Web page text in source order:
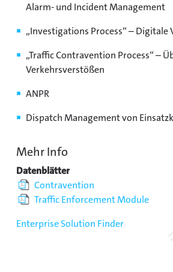
Alarm- und Incident Management
„Investigations Process“ – Digitale
„Traffic Contravention Process“ –
Verkehrsverstößen
ANPR
Dispatch Management von
Mehr Info
Datenblätter
Contravention
Traffic Enforcement Module
Enterprise Solution Finder